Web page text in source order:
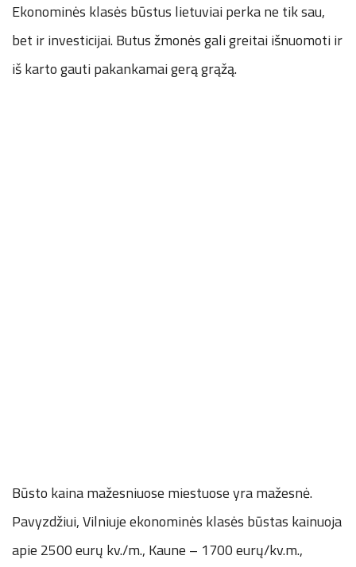
Ekonominės klasės būstus lietuviai perka ne tik sau,
bet ir investicijai. Butus žmonės gali greitai išnuomoti ir
iš karto gauti pakankamai gerą grąžą.
Būsto kaina mažesniuose miestuose yra mažesnė.
Pavyzdžiui, Vilniuje ekonominės klasės būstas kainuoja
apie 2500 eurų kv./m., Kaune – 1700 eurų/kv.m.,